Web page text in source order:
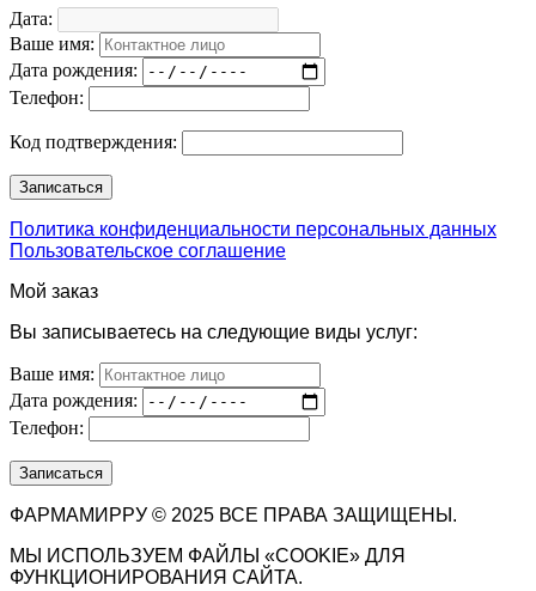
Дата:
Ваше имя:
Дата рождения:
Телефон:
Код подтверждения:
Политика конфиденциальности персональных данных
Пользовательское соглашение
Мой заказ
Вы записываетесь на следующие виды услуг:
Ваше имя:
Дата рождения:
Телефон:
ФАРМАМИРРУ © 2025 ВСЕ ПРАВА ЗАЩИЩЕНЫ.
МЫ ИСПОЛЬЗУЕМ ФАЙЛЫ «COOKIE» ДЛЯ
ФУНКЦИОНИРОВАНИЯ САЙТА.